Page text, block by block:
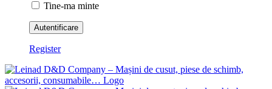
Tine-ma minte
Register